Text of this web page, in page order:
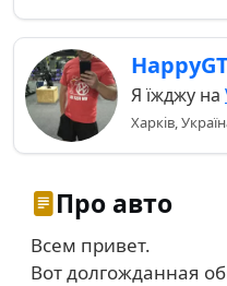
Я їжджу на
Харків,
Про авто
Всем привет.
Вот долгожданная